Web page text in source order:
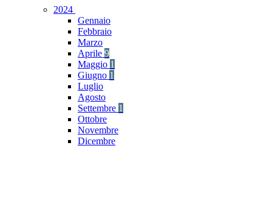
2024
Gennaio
Febbraio
Marzo
Aprile 9
Maggio 1
Giugno 1
Luglio
Agosto
Settembre 1
Ottobre
Novembre
Dicembre